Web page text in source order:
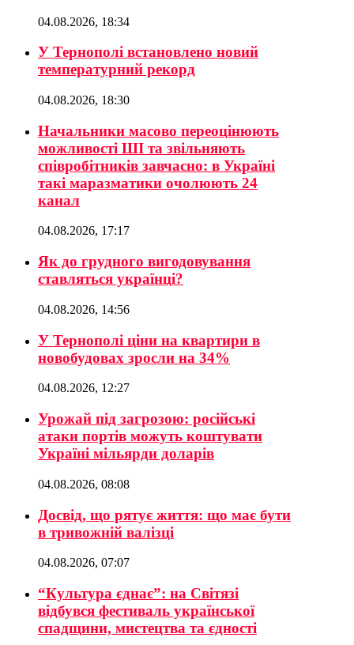
04.08.2026, 18:34
У Тернополі встановлено новий
температурний рекорд
04.08.2026, 18:30
Начальники масово переоцінюють
можливості ШІ та звільняють
співробітників завчасно: в Україні
такі маразматики очолюють 24
канал
04.08.2026, 17:17
Як до грудного вигодовування
ставляться українці?
04.08.2026, 14:56
У Тернополі ціни на квартири в
новобудовах зросли на 34%
04.08.2026, 12:27
Урожай під загрозою: російські
атаки портів можуть коштувати
Україні мільярди доларів
04.08.2026, 08:08
Досвід, що рятує життя: що має бути
в тривожній валізці
04.08.2026, 07:07
“Культура єднає”: на Світязі
відбувся фестиваль української
спадщини, мистецтва та єдності